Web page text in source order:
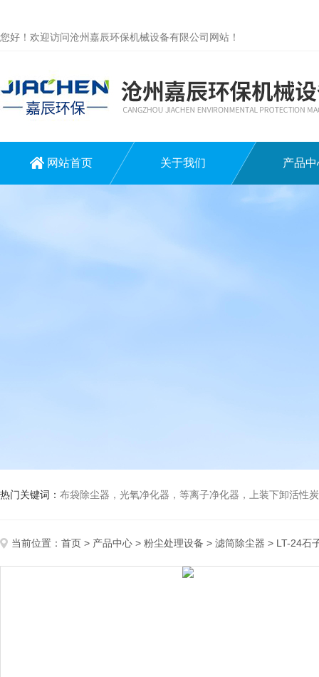
您好！欢迎访问沧州嘉辰环保机械设备有限公司网站！
网站首页 关于我们 产品中
热门关键词： 布袋除尘器，光氧净化器，等离子净化器，上装下卸活性炭吸附箱，打磨除尘
当前位置： 首页 > 产品中心 > 粉尘处理设备 > 滤筒除尘器 > LT-24石